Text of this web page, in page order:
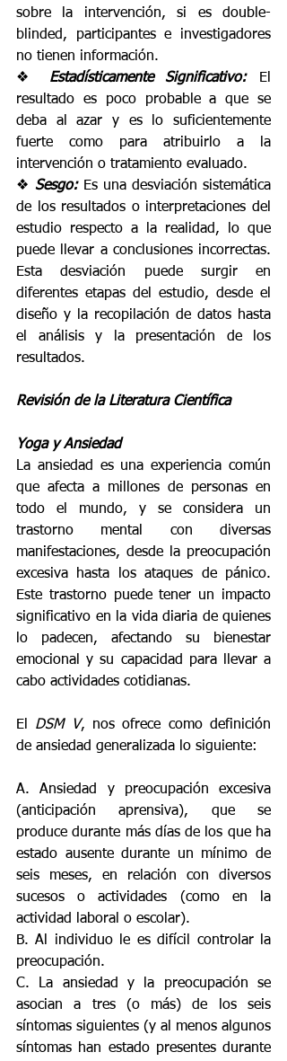
sobre la intervención, si es double-
blinded, participantes e investigadores
no tienen información.
❖ Estadísticamente Significativo:
El
resultado es poco probable a que se
deba al azar y es lo suficientemente
fuerte como para atribuirlo a la
intervención o tratamiento evaluado.
❖ Sesgo: Es una desviación sistemática
de los resultados o interpretaciones del
estudio respecto a la realidad, lo que
puede llevar a conclusiones incorrectas.
Esta desviación puede surgir en
diferentes etapas del estudio, desde el
diseño y la recopilación de datos hasta
el análisis y la presentación de los
resultados.
Revisión de la Literatura Científica
Yoga y Ansiedad
La ansiedad es una experiencia común
que afecta a millones de personas en
todo el mundo, y se considera un
trastorno mental con diversas
manifestaciones, desde la preocupación
excesiva hasta los ataques de pánico.
Este trastorno puede tener un impacto
significativo en la vida diaria de quienes
lo padecen, afectando su bienestar
emocional y su capacidad para llevar a
cabo actividades cotidianas.
El DSM V, nos ofrece como definición
de ansiedad generalizada lo siguiente:
A. Ansiedad y preocupación excesiva
(anticipación aprensiva), que se
produce durante más días de los que ha
estado ausente durante un mínimo de
seis meses, en relación con diversos
sucesos o actividades (como en la
actividad laboral o escolar).
B. Al individuo le es difícil controlar la
preocupación.
C. La ansiedad y la preocupación se
asocian a tres (o más) de los seis
síntomas siguientes (y al menos algunos
síntomas han estado presentes durante